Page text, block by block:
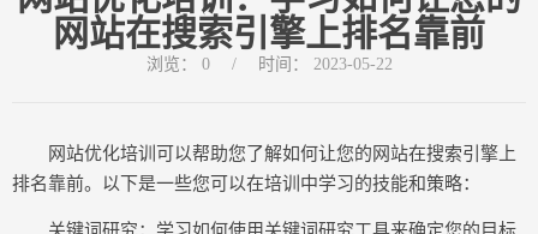
网站在搜索引擎上排名靠前
浏览： 0 / 时间： 2023-05-22
网站优化培训可以帮助您了解如何让您的网站在搜索引擎上
排名靠前。以下是一些您可以在培训中学习的技能和策略：